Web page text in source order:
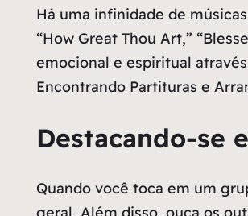
Há uma infinidade de
“How Great Thou Art,”
emocional e espiritual
Encontrando Partituras e
Destacando-se
Quando você toca em um